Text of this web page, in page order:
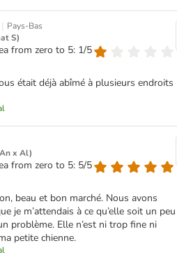
| Pays-Bas
S)
from zero to 5: 1/5
était déjà abîmé à plusieurs endroits
x Al)
from zero to 5: 5/5
beau et bon marché. Nous avons
je m’attendais à ce qu’elle soit un peu
problème. Elle n’est ni trop fine ni
petite chienne.